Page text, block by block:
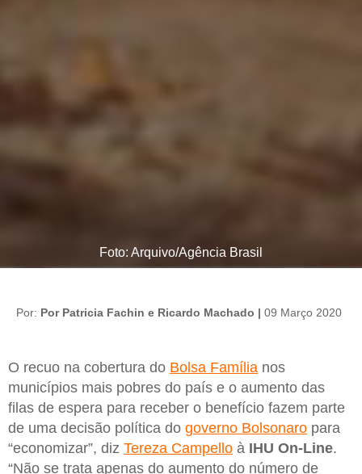
Foto: Arquivo/Agência Brasil
Por: Por Patricia Fachin e Ricardo Machado | 09 Março 2020
O recuo na cobertura do Bolsa Família nos
municípios mais pobres do país e o aumento das
filas de espera para receber o benefício fazem parte
de uma decisão política do governo Bolsonaro para
“economizar”, diz Tereza Campello à IHU On-Line.
“Não se trata apenas do aumento do número de